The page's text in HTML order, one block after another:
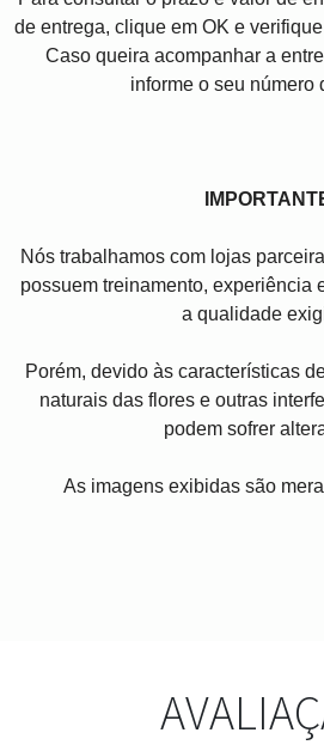
de entrega, clique em OK e
Caso queira acompanhar a
informe o seu número
Nós trabalhamos com lojas
possuem treinamento, experiência
a qualidade
Porém, devido às características
naturais das flores e outras
podem sofrer
As imagens exibidas são